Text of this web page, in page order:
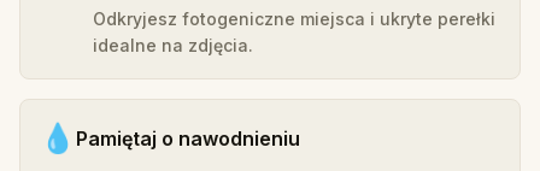
Odkryjesz fotogeniczne miejsca i ukryte perełki
idealne na zdjęcia.
💧 Pamiętaj o nawodnieniu